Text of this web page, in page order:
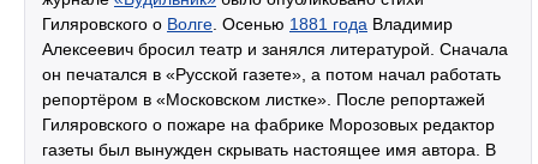
Гиляровского о Волге . Осенью 1881 года Владимир
Алексеевич бросил театр и занялся литературой. Сначала
он печатался в «Русской газете», а потом начал работать
репортёром в «Московском листке». После репортажей
Гиляровского о пожаре на фабрике Морозовых редактор
газеты был вынужден скрывать настоящее имя автора. В